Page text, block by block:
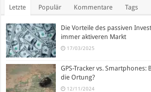
Letzte Populär Kommentare Tags
Die Vorteile des passiven
immer aktiveren Markt
17/03/2025
GPS-Tracker vs.
die Ortung?
12/11/2024